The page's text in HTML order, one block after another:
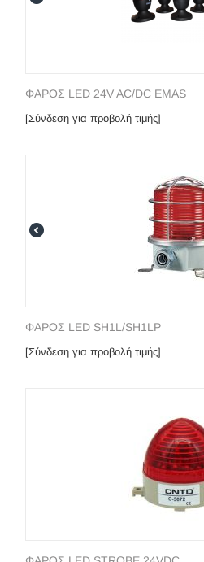
ΦΑΡΟΣ LED 24V AC/DC EMAS
[Σύνδεση για προβολή τιμής]
ΦΑΡΟΣ LED SH1L/SH1LP
[Σύνδεση για προβολή τιμής]